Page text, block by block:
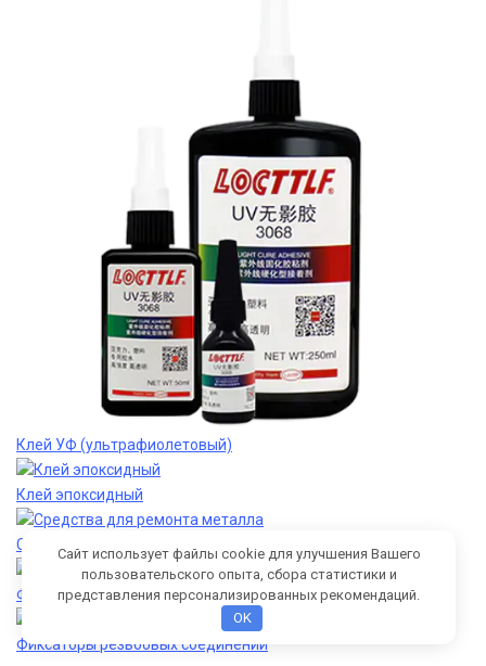
Клей УФ (ультрафиолетовый)
Клей эпоксидный
Средства для ремонта металла
Фиксаторы вал-втулочные
Фиксаторы резьбовых соединений
Сайт использует файлы cookie для улучшения Вашего
пользовательского опыта, сбора статистики и
представления персонализированных рекомендаций.
OK